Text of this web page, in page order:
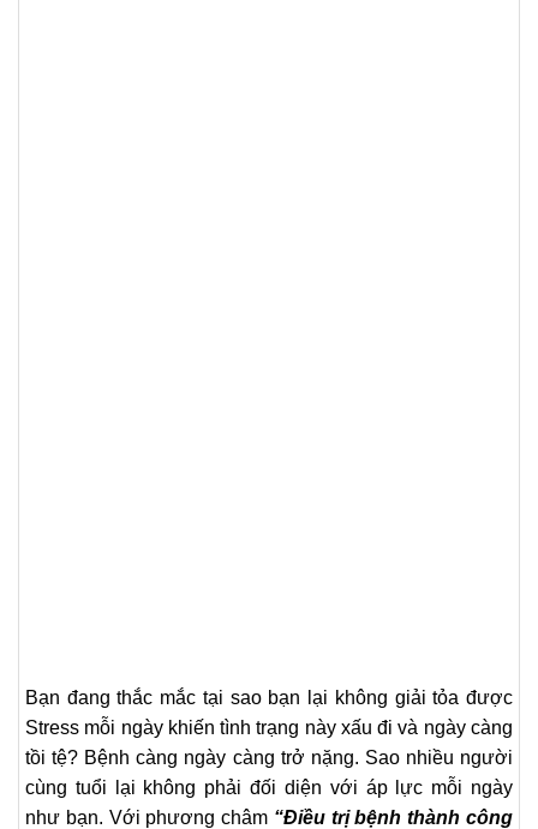
Bạn đang thắc mắc tại sao bạn lại không giải tỏa được
Stress mỗi ngày khiến tình trạng này xấu đi và ngày càng
tồi tệ? Bệnh càng ngày càng trở nặng. Sao nhiều người
cùng tuổi lại không phải đối diện với áp lực mỗi ngày
như bạn. Với phương châm “Điều trị bệnh thành công